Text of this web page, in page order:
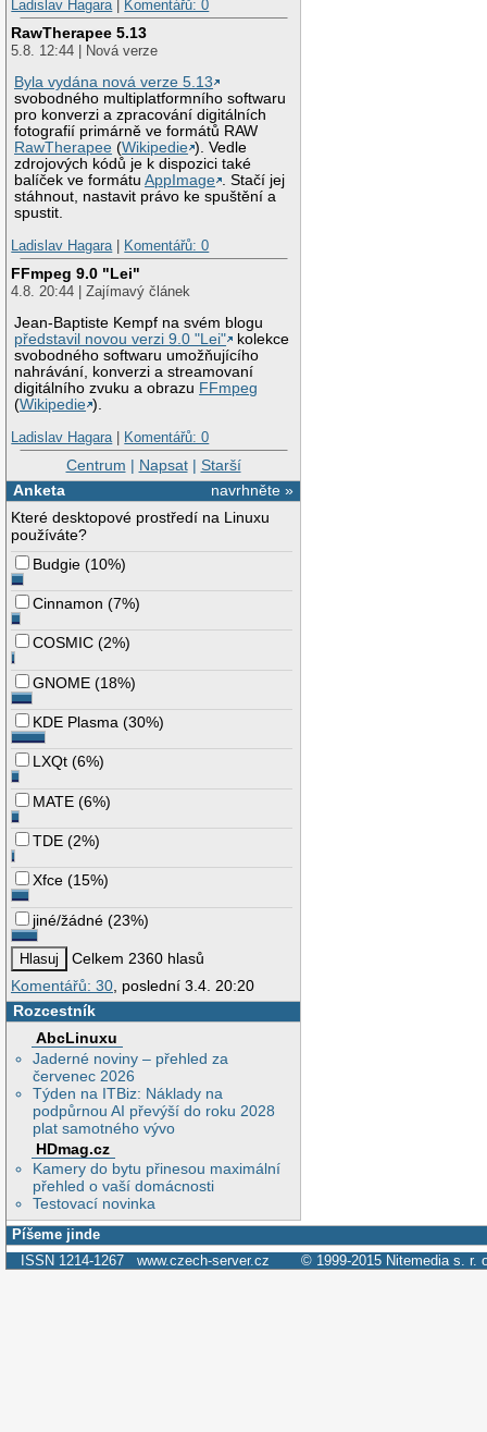
Ladislav Hagara | Komentářů: 0
RawTherapee 5.13
5.8. 12:44 | Nová verze
Byla vydána nová verze 5.13
svobodného multiplatformního softwaru
pro konverzi a zpracování digitálních
fotografií primárně ve formátů RAW
RawTherapee (Wikipedie ). Vedle
zdrojových kódů je k dispozici také
balíček ve formátuAppImage
. Stačí jej
stáhnout, nastavit právo ke spuštění a
spustit.
Ladislav Hagara | Komentářů: 0
FFmpeg 9.0 "Lei"
4.8. 20:44 | Zajímavý článek
Jean-Baptiste Kempf na svém blogu
představil novou verzi 9.0 "Lei"
kolekce
svobodného softwaru umožňujícího
nahrávání, konverzi a streamovaní
digitálního zvuku a obrazu FFmpeg
(Wikipedie ).
Ladislav Hagara | Komentářů: 0
Centrum | Napsat| Starší
navrhněte »
Anketa
Které desktopové prostředí na Linuxu
používáte?
Budgie (10%)
Cinnamon (7%)
COSMIC (2%)
GNOME (18%)
KDE Plasma (30%)
LXQt (6%)
MATE (6%)
TDE (2%)
Xfce (15%)
jiné/žádné (23%)
Celkem 2360 hlasů
Komentářů: 30, poslední 3.4. 20:20
Rozcestník
AbcLinuxu
Jaderné noviny – přehled za
červenec 2026
Týden na ITBiz: Náklady na
podpůrnou AI převýší do roku 2028
plat samotného vývo
HDmag.cz
Kamery do bytu přinesou maximální
přehled o vaší domácnosti
Testovací novinka
Píšeme jinde
ISSN 1214-1267 www.czech-server.cz © 1999-2015 Nitemedia s. r.